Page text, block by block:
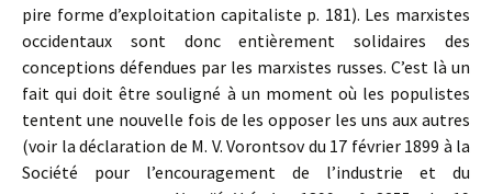
pire forme d’exploitation capitaliste p. 181). Les marxistes
occidentaux sont donc entièrement solidaires des
conceptions défendues par les marxistes russes. C’est là un
fait qui doit être souligné à un moment où les populistes
tentent une nouvelle fois de les opposer les uns aux autres
(voir la déclaration de M. V. Vorontsov du 17 février 1899 à la
Société pour l’encouragement de l’industrie et du